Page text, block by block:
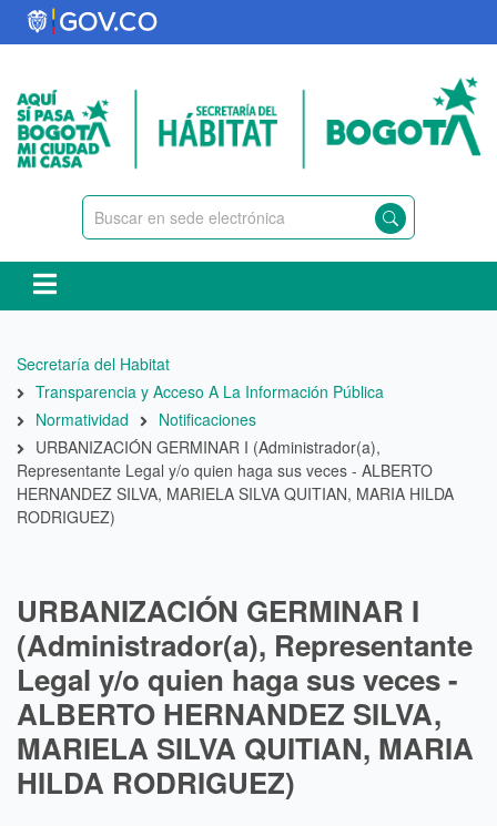
Pasar
al
principal
Ruta
de
navegación
Secretaría del Habitat
Transparencia y Acceso A La Información Pública
Normatividad
Notificaciones
URBANIZACIÓN GERMINAR I (Administrador(a),
Representante Legal y/o quien haga sus veces - ALBERTO
HERNANDEZ SILVA, MARIELA SILVA QUITIAN, MARIA HILDA
RODRIGUEZ)
URBANIZACIÓN GERMINAR I
(Administrador(a), Representante
Legal y/o quien haga sus veces -
ALBERTO HERNANDEZ SILVA,
MARIELA SILVA QUITIAN, MARIA
HILDA RODRIGUEZ)